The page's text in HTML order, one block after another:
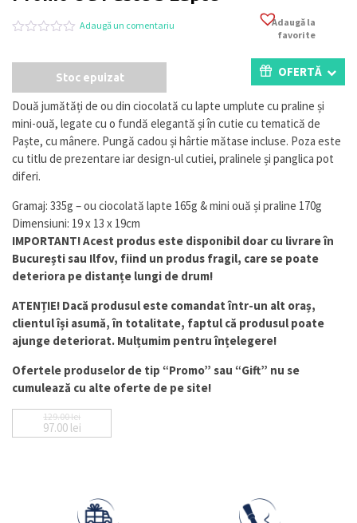
5
pe
a
evaluări
la
clienți
Adaugă un comentariu
Adaugă la
favorite
Stoc epuizat OFERTĂ
Două jumătăți de ou din ciocolată cu lapte umplute cu praline și
mini-ouă, legate cu o fundă elegantă și în cutie cu tematică de
Paște, cu mânere. Pungă cadou și hârtie mătase incluse. Poza este
cu titlu de prezentare iar design-ul cutiei, pralinele și panglica pot
diferi.
Gramaj: 335g – ou ciocolată lapte 165g & mini ouă și praline 170g
Dimensiuni: 19 x 13 x 19cm
IMPORTANT! Acest produs este disponibil doar cu livrare în
București sau Ilfov, fiind un produs fragil, care se poate
deteriora pe distanțe lungi de drum!
ATENȚIE! Dacă produsul este comandat într-un alt oraș,
clientul își asumă, în totalitate, faptul că produsul poate
ajunge deteriorat. Mulțumim pentru înțelegere!
Ofertele produselor de tip “Promo” sau “Gift” nu se
cumulează cu alte oferte de pe site!
129.00lei
Prețul inițial a fost: 129.00 lei.
97.00 lei
Prețul curent este: 97.00 lei.